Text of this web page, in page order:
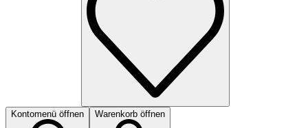
Kontomenü öffnen Warenkorb öffnen